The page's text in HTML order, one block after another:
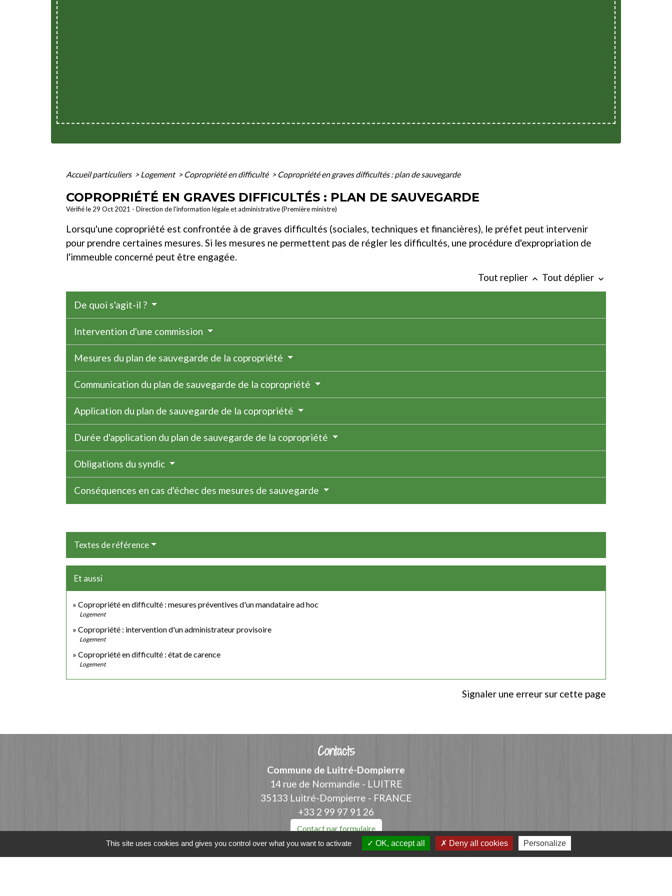
Accueil particuliers > Logement > Copropriété en difficulté > Copropriété en graves difficultés : plan de sauvegarde
COPROPRIÉTÉ EN GRAVES DIFFICULTÉS : PLAN DE SAUVEGARDE
Vérifié le 29 Oct 2021 - Direction de l'information légale et administrative (Première ministre)
Lorsqu'une copropriété est confrontée à de graves difficultés (sociales, techniques et financières), le préfet peut intervenir
pour prendre certaines mesures. Si les mesures ne permettent pas de régler les difficultés, une procédure d'expropriation de
l'immeuble concerné peut être engagée.
Tout replier keyboard_arrow_up Tout déplier keyboard_arrow_down
De quoi s'agit-il ?
Intervention d'une commission
Mesures du plan de sauvegarde de la copropriété
Communication du plan de sauvegarde de la copropriété
Application du plan de sauvegarde de la copropriété
Durée d'application du plan de sauvegarde de la copropriété
Obligations du syndic
Conséquences en cas d'échec des mesures de sauvegarde
Textes de référence
Et aussi
Copropriété en difficulté : mesures préventives d'un mandataire ad hoc
Logement
Copropriété : intervention d'un administrateur provisoire
Logement
Copropriété en difficulté : état de carence
Logement
Signaler une erreur sur cette page
Contacts
Commune de Luitré-Dompierre
14 rue de Normandie - LUITRE
35133 Luitré-Dompierre - FRANCE
+33 2 99 97 91 26
Contact par formulaire
This site uses cookies and gives you control over what you want to activate OK, accept all Deny all cookies Personalize